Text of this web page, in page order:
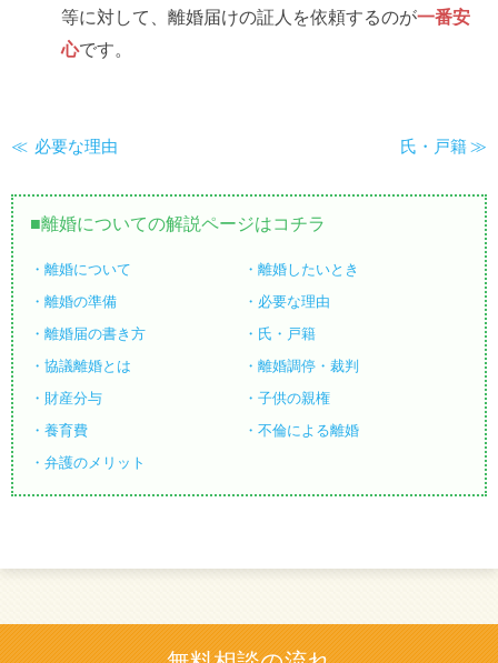
等に対して、離婚届けの証人を依頼するのが一番安
心です。
必要な理由 氏・戸籍
離婚についての解説ページはコチラ
離婚について
離婚したいとき
離婚の準備
必要な理由
離婚届の書き方
氏・戸籍
協議離婚とは
離婚調停・裁判
財産分与
子供の親権
養育費
不倫による離婚
弁護のメリット